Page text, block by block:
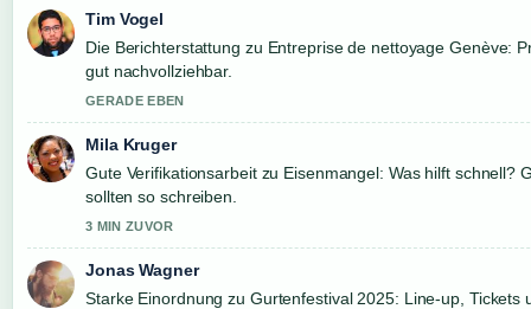
Tim Vogel
Die Berichterstattung zu Entreprise de nettoyage Genève:
gut nachvollziehbar.
GERADE EBEN
Mila Kruger
Gute Verifikationsarbeit zu Eisenmangel: Was hilft schnell?
sollten so schreiben.
3 MIN ZUVOR
Jonas Wagner
Starke Einordnung zu Gurtenfestival 2025: Line-up, Tickets